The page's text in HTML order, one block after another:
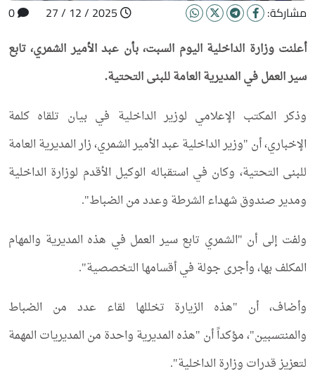
مشاركة:
أعلنت وزارة الداخلية اليوم السبت، بأن عبد الأمير الشمري، تابع
سير العمل في المديرية العامة للبنى التحتية.
وذكر المكتب الإعلامي لوزير الداخلية في بيان تلقاه كلمة
الإخباري، أن "وزير الداخلية عبد الأمير الشمري، زار المديرية العامة
للبنى التحتية، وكان في استقباله الوكيل الأقدم لوزارة الداخلية
ومدير صندوق شهداء الشرطة وعدد من الضباط".
ولفت إلى أن "الشمري تابع سير العمل في هذه المديرية والمهام
المكلف بها، وأجرى جولة في أقسامها التخصصية".
وأضاف، أن "هذه الزيارة تخللها لقاء عدد من الضباط
والمنتسبين"، مؤكداً أن "هذه المديرية واحدة من المديريات المهمة
لتعزيز قدرات وزارة الداخلية".